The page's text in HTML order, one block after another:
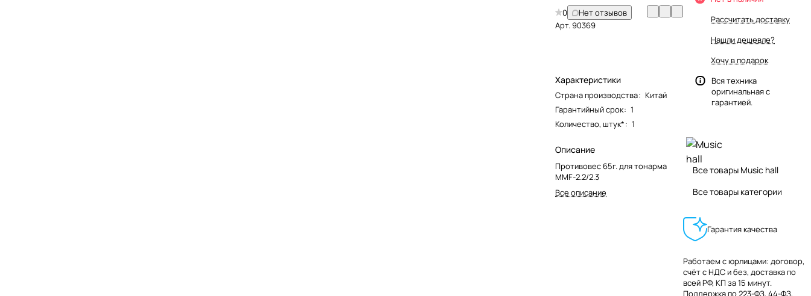
0
Нет отзывов
Арт.90369
Характеристики
Страна производства: Китай
Гарантийный срок: 1
Количество, штук*: 1
Описание
Противовес 65г. для тонарма
MMF-2.2/2.3
Все описание
Рассчитать доставку
Нашли дешевле?
Хочу в подарок
Вся техника
оригинальная с
гарантией.
Все товары Music hall
Все товары категории
Гарантия качества
Работаем с юрлицами: договор,
счёт с НДС и без, доставка по
всей РФ, КП за 15 минут.
Поддержка по 223-ФЗ, 44-ФЗ,